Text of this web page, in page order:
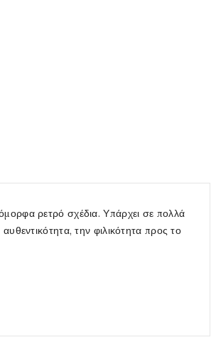
ρετρό σχέδια. Υπάρχει σε πολλά
αυθεντικότητα, την φιλικότητα προς το